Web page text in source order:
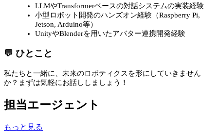
LLMやTransformerベースの対話システムの実装経験
小型ロボット開発のハンズオン経験（Raspberry Pi,
Jetson, Arduino等）
UnityやBlenderを用いたアバター連携開発経験
💬 ひとこと
私たちと一緒に、未来のロボティクスを形にしていきません
か？まずは気軽にお話ししましょう！
担当エージェント
もっと見る